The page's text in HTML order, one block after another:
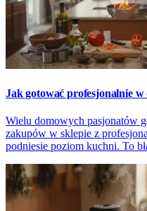
Jak gotować profesjonalnie
Wielu domowych pasjonatów
zakupów w sklepie z
podniesie poziom kuchni. To